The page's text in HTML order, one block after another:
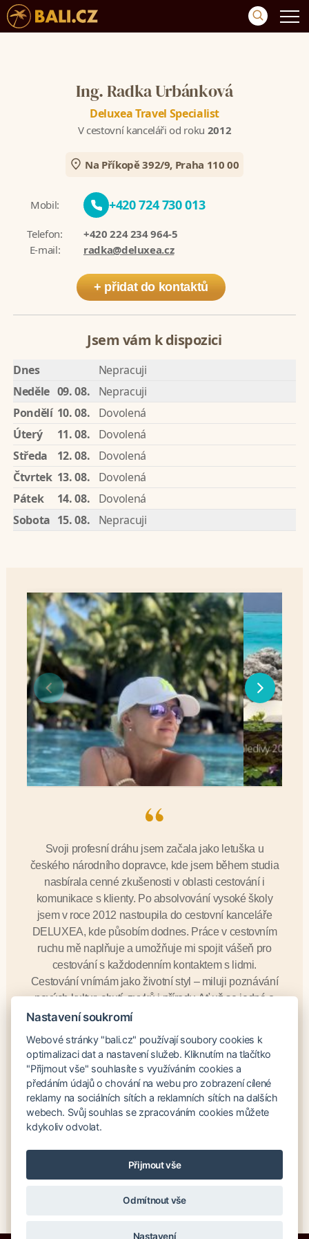
Ing. Radka Urbánková
Deluxea Travel Specialist
V cestovní kanceláři od roku 2012
Na Příkopě 392/9, Praha 110 00
Mobil: +420 724 730 013
Telefon:
+420 224 234 964-5
E-mail:
radka@deluxea.cz
+ přidat do kontaktů
Jsem vám k dispozici
Dnes
Nepracuji
Neděle 09. 08.
Nepracuji
Pondělí 10. 08.
Dovolená
Úterý
11. 08.
Dovolená
Středa
12. 08.
Dovolená
Čtvrtek 13. 08.
Dovolená
Pátek
14. 08.
Dovolená
Sobota 15. 08. Nepracuji
Svoji profesní dráhu jsem začala jako letuška u
českého národního dopravce, kde jsem během studia
nasbírala cenné zkušenosti v oblasti cestování i
komunikace s klienty. Po absolvování vysoké školy
jsem v roce 2012 nastoupila do cestovní kanceláře
DELUXEA, kde působím dodnes. Práce v cestovním
ruchu mě naplňuje a umožňuje mi spojit vášeň pro
cestování s každodenním kontaktem s lidmi.
Cestování vnímám jako životní styl – miluji poznávání
nových kultur, chutí, zvyků i přírody. Ať už se jedná o
odpočinek na pláži, ochutnávku místních specialit,
mně zanechá neopakovatelný zážitek.
Ve volném čase se věnuji sportu – hraji tenis, jezdím
na kole, běhám, cvičím pilates a v zimě si s chutí
užívám lyžování.
Moje práce je zároveň mým koníčkem. Každému
klientovi se snažím věnovat individuálně a pomoci mu
vybrat dovolenou přesně podle jeho představ. Důraz
kladu na osobní přístup, pečlivost a detail, protože
věřím, že právě ty dělají z dovolené nezapomenutelný
zážitek.
Nastavení soukromí
Webové stránky "bali.cz" používají soubory cookies k
optimalizaci dat a nastavení služeb. Kliknutím na tlačítko
"Přijmout vše" souhlasíte s využíváním cookies a
předáním údajů o chování na webu pro zobrazení cílené
reklamy na sociálních sítích a reklamních sítích na dalších
webech. Svůj souhlas se zpracováním cookies můžete
kdykoliv odvolat.
Přijmout vše
Odmítnout vše
Nastavení